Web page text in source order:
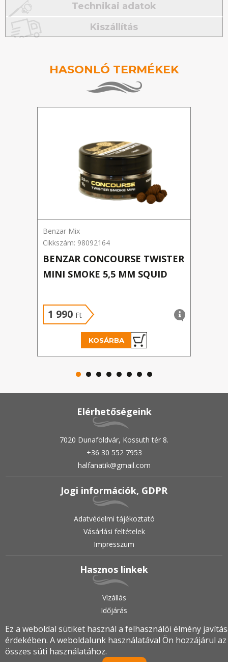
Technikai adatok
Kiszállítás
HASONLÓ TERMÉKEK
Benzar Mix
Cikkszám: 98092164
BENZAR CONCOURSE TWISTER
MINI SMOKE 5,5 MM SQUID
1 990 Ft
KOSÁRBA
Elérhetőségeink
7020 Dunaföldvár, Kossuth tér 8.
+36 30 552 7953
halfanatik@gmail.com
Jogi információk, GDPR
Adatvédelmi tájékoztató
Vásárlási feltételek
Impresszum
Hasznos linkek
Vízállás
Időjárás
2019.•© halfanatik.hu•Minden jog fenntartva!
Ez a weboldal sütiket használ a felhasználói élmény
érdekében. A weboldalunk használatával Ön hozzájárul az
összes süti használatához.